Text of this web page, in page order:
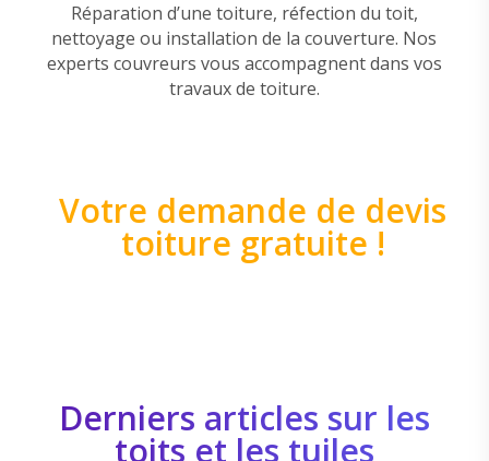
Réparation d’une toiture, réfection du toit,
nettoyage ou installation de la couverture. Nos
experts couvreurs vous accompagnent dans vos
travaux de toiture.
Votre demande de devis
toiture gratuite !
Derniers articles sur les
toits et les tuiles